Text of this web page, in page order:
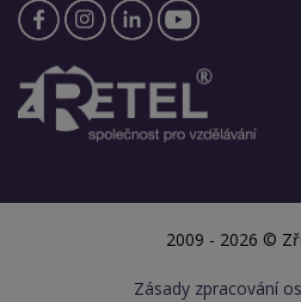
2009 - 2026 ©
Zásady zpracování